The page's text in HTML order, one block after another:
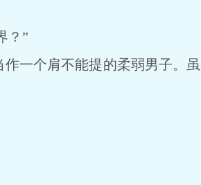
？”
一个肩不能提的柔弱男子。虽